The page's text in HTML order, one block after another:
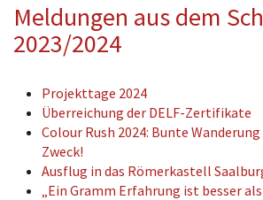
Meldungen aus dem
2023/2024
Projekttage 2024
Überreichung der DELF-Zertifikate
Colour Rush 2024: Bunte
Zweck!
Ausflug in das Römerkastell
„Ein Gramm Erfahrung ist besser